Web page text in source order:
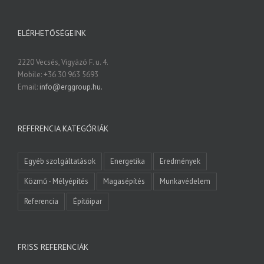
ELÉRHETŐSÉGEINK
2220 Vecsés, Vigyázó F. u. 4.
Mobile: +36 30 963 5693
Email: info@erggroup.hu.
REFERENCIA KATEGÓRIÁK
Egyéb szolgáltatások Energetika
Eredmények
Közmű - Mélyépítés
Magasépítés
Munkavédelem
Referencia
Építőipar
FRISS REFERENCIÁK